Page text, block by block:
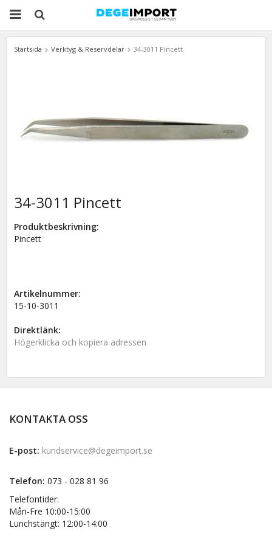
Startsida Verktyg & Reservdelar 34-3011 Pincett
34-3011 Pincett
Produktbeskrivning:
Pincett
Artikelnummer:
15-10-3011
Direktlänk:
Högerklicka och kopiera adressen
KONTAKTA OSS
E-post: kundservice@degeimport.se
Telefon: 073 - 028 81 96
Telefontider:
Mån-Fre 10:00-15:00
Lunchstängt: 12:00-14:00